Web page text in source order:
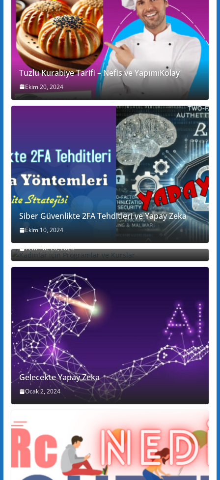
Tuzlu Kurabiye Tarifi – Nefis ve YapımıKolay
Ekim 20, 2024
Siber Güvenlikte 2FA Tehditleri ve Yapay Zeka
Ekim 10, 2024
Kadınlar için Programlar ve Kurslar
Temmuz 20, 2024
Gelecekte Yapay Zeka
Ocak 2, 2024